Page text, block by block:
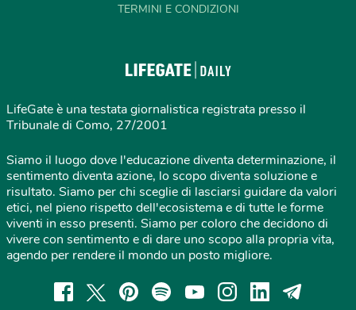
TERMINI E CONDIZIONI
LifeGate è una testata giornalistica registrata presso il
Tribunale di Como, 27/2001
Siamo il luogo dove l'educazione diventa determinazione, il
sentimento diventa azione, lo scopo diventa soluzione e
risultato. Siamo per chi sceglie di lasciarsi guidare da valori
etici, nel pieno rispetto dell'ecosistema e di tutte le forme
viventi in esso presenti. Siamo per coloro che decidono di
vivere con sentimento e di dare uno scopo alla propria vita,
agendo per rendere il mondo un posto migliore.